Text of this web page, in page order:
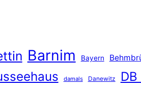
Barnim Bayern
damals Danewitz DB